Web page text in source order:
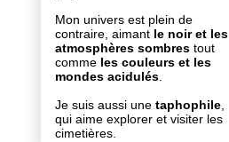
Mon univers est plein de
contraire, aimant le noir et les
atmosphères sombres tout
comme les couleurs et les
mondes acidulés
Je suis aussi une taphophile
qui aime explorer et visiter les
cimetières.